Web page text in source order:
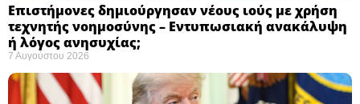
Επιστήμονες δημιούργησαν νέους ιούς με χρήση
τεχνητής νοημοσύνης – Εντυπωσιακή ανακάλυψη
ή λόγος ανησυχίας; ​
7 Αυγούστου 2026